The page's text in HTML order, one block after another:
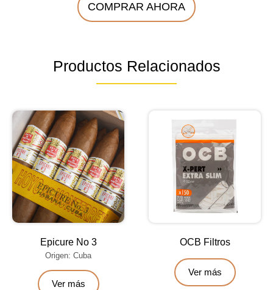
COMPRAR AHORA
Productos Relacionados
Epicure No 3
Origen: Cuba
Ver más
OCB Filtros
Ver más